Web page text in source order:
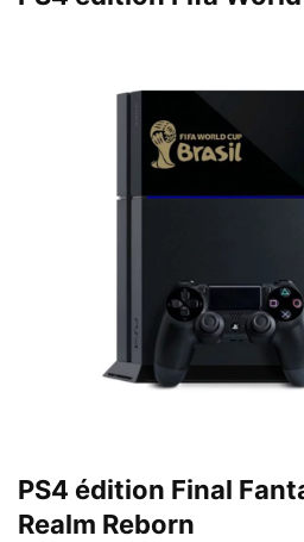
PS4 édition Final
Realm Reborn